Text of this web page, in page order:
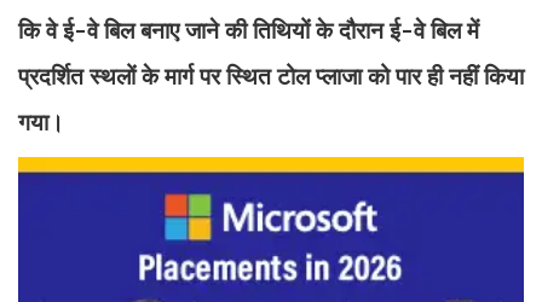
कि वे ई-वे बिल बनाए जाने की तिथियों के दौरान ई-वे बिल में
प्रदर्शित स्थलों के मार्ग पर स्थित टोल प्लाजा को पार ही नहीं किया
गया।